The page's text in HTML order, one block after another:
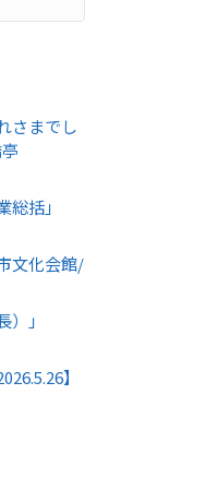
さまでし
総括」
文化会館/
」
】